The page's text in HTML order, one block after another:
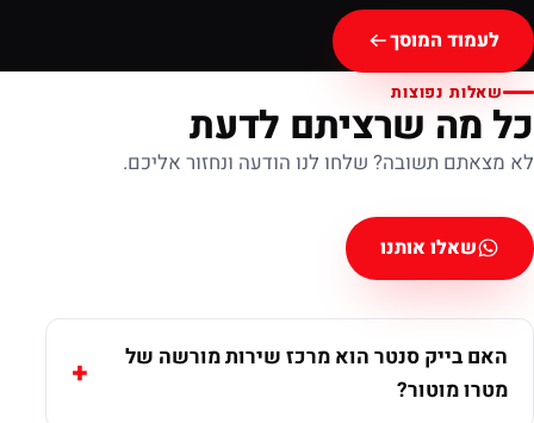
לעמוד המוסך
שאלות נפוצות
כל מה שרציתם לדעת
לא מצאתם תשובה? שלחו לנו הודעה ונחזור אליכם.
שאלו אותנו
האם בייק סנטר הוא מרכז שירות מורשה של
מטרו מוטור?